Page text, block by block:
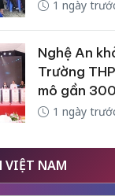
1 ngày
Nghệ An
Trường
mô gần
1 ngày
VIỆT NAM